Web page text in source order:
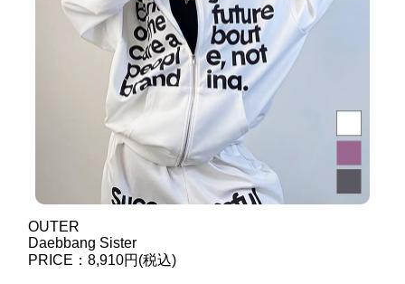
OUTER
Daebbang Sister
PRICE：8,910円(税込)